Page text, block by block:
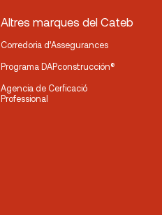
Altres marques del Cateb
Corredoria d’Assegurances
Programa DAPconstrucción®
Agencia de Cerficació
Professional